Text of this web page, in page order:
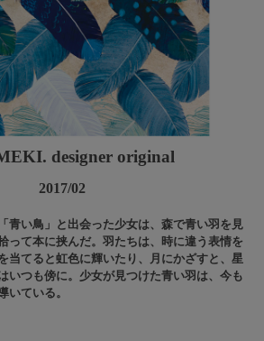
designer original
2017/02
青い鳥」と出会った少女は、森で青い羽を見
って本に挟んだ。羽たちは、時に違う表情を
当てると虹色に輝いたり、月にかざすと、星
いつも傍に。少女が見つけた青い羽は、今も
いている。